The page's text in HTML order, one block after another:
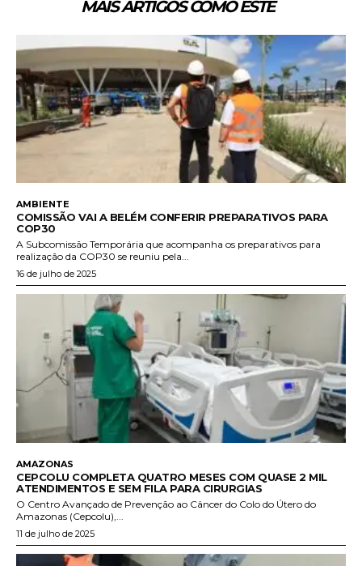
MAIS ARTIGOS COMO ESTE
AMBIENTE
COMISSÃO VAI A BELÉM CONFERIR PREPARATIVOS PARA
COP30
A Subcomissão Temporária que acompanha os preparativos para
realização da COP30 se reuniu pela...
16 de julho de 2025
AMAZONAS
CEPCOLU COMPLETA QUATRO MESES COM QUASE 2 MIL
ATENDIMENTOS E SEM FILA PARA CIRURGIAS
O Centro Avançado de Prevenção ao Câncer do Colo do Útero do
Amazonas (Cepcolu),...
11 de julho de 2025